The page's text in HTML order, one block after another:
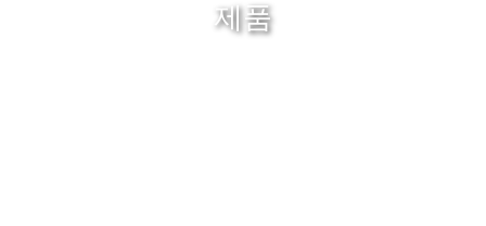
제품